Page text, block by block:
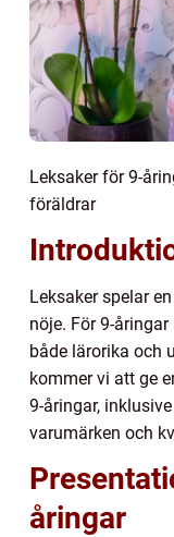
Leksaker för 9-
föräldrar
Leksaker spelar
nöje. För 9-
både lärorika och
kommer vi att ge
9-åringar,
varumärken och
åringar